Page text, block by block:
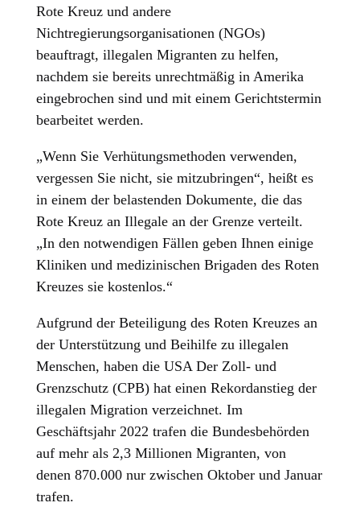
Rote Kreuz und andere
Nichtregierungsorganisationen (NGOs)
beauftragt, illegalen Migranten zu helfen,
nachdem sie bereits unrechtmäßig in Amerika
eingebrochen sind und mit einem Gerichtstermin
bearbeitet werden.
„Wenn Sie Verhütungsmethoden verwenden,
vergessen Sie nicht, sie mitzubringen“, heißt es
in einem der belastenden Dokumente, die das
Rote Kreuz an Illegale an der Grenze verteilt.
„In den notwendigen Fällen geben Ihnen einige
Kliniken und medizinischen Brigaden des Roten
Kreuzes sie kostenlos.“
Aufgrund der Beteiligung des Roten Kreuzes an
der Unterstützung und Beihilfe zu illegalen
Menschen, haben die USA Der Zoll- und
Grenzschutz (CPB) hat einen Rekordanstieg der
illegalen Migration verzeichnet. Im
Geschäftsjahr 2022 trafen die Bundesbehörden
auf mehr als 2,3 Millionen Migranten, von
denen 870.000 nur zwischen Oktober und Januar
trafen.